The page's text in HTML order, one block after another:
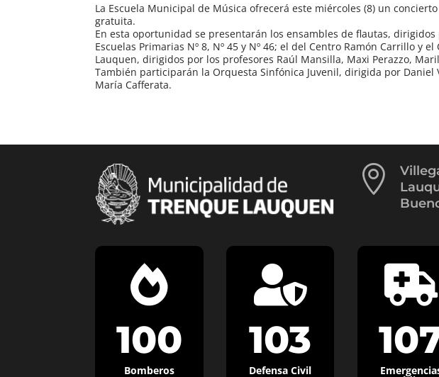
La Escuela Municipal de Música ofrecerá este miércoles (8) un
gratuita.
En esta oportunidad se presentarán los ensambles de flautas,
Escuelas Primarias Nº 8, Nº 45 y Nº 46; el del Centro Ramón Carrillo y
Lauquen, dirigidos por los profesores Raúl Mansilla, Maxi Perazzo,
También participarán la Orquesta Sinfónica Juvenil, dirigida por
María Cafferata.


100
Bomberos

103
Defensa Civil
